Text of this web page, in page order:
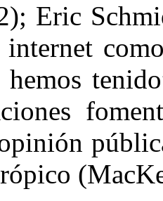
Eric
hemos